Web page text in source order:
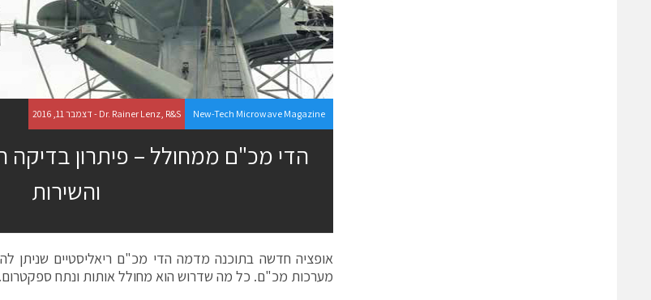
New-Tech Microwave Magazine Dr. Rainer Lenz, R&S - דצמבר 11, 2016
הדי מכ"ם ממחולל – פיתרון
והשירות
אופציה חדשה בתוכנה מדמה הדי מכ"ם ריאליסטיים שניתן
מערכות מכ"ם. כל מה שדרוש הוא מחולל אותות ונתח ספקטרום.